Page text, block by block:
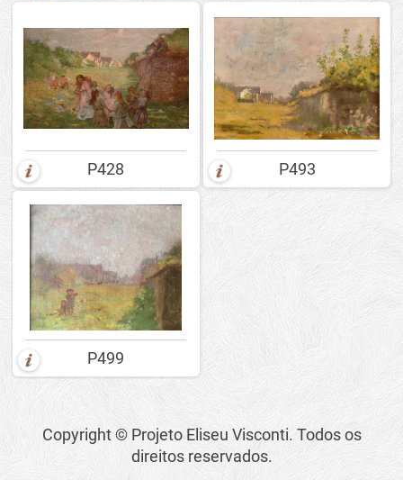
P428 P493
P499
Copyright © Projeto Eliseu Visconti. Todos os
direitos reservados.